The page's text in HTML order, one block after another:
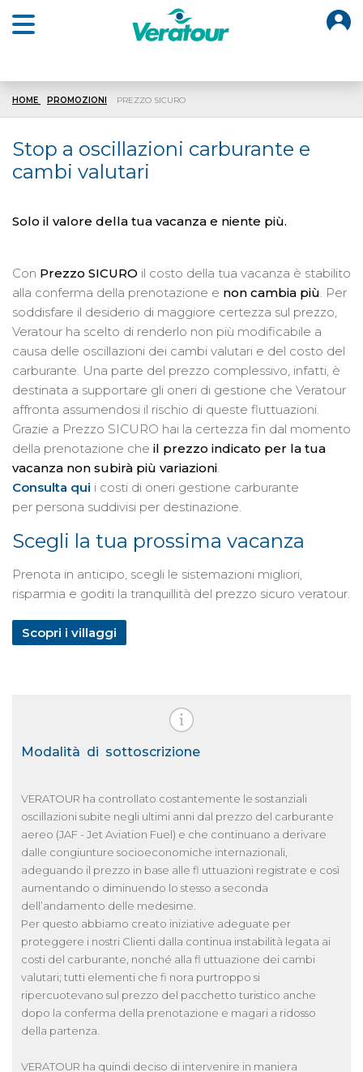
HOME PROMOZIONI PREZZO SICURO
Stop a oscillazioni carburante e
cambi valutari
Solo il valore della tua vacanza e niente più.
Con Prezzo SICURO il costo della tua vacanza è stabilito
alla conferma della prenotazione e non cambia più. Per
soddisfare il desiderio di maggiore certezza sul prezzo,
Veratour ha scelto di renderlo non più modificabile a
causa delle oscillazioni dei cambi valutari e del costo del
carburante. Una parte del prezzo complessivo, infatti, è
destinata a supportare gli oneri di gestione che Veratour
affronta assumendosi il rischio di queste fluttuazioni.
Grazie a Prezzo SICURO hai la certezza fin dal momento
della prenotazione che il prezzo indicato per la tua
vacanza non subirà più variazioni.
Consulta qui i costi di oneri gestione carburante
per persona suddivisi per destinazione.
Scegli la tua prossima vacanza
Prenota in anticipo, scegli le sistemazioni migliori,
risparmia e goditi la tranquillità del prezzo sicuro veratour.
Scopri i villaggi​
Modalità di sottoscrizione
VERATOUR ha controllato costantemente le sostanziali
oscillazioni subite negli ultimi anni dal prezzo del carburante
aereo (JAF - Jet Aviation Fuel) e che continuano a derivare
dalle congiunture socioeconomiche internazionali,
adeguando il prezzo in base alle fl uttuazioni registrate e così
aumentando o diminuendo lo stesso a seconda
dell’andamento delle medesime.
Per questo abbiamo creato iniziative adeguate per
proteggere i nostri Clienti dalla continua instabilità legata ai
costi del carburante, nonché alla fl uttuazione dei cambi
valutari; tutti elementi che fi nora purtroppo si
ripercuotevano sul prezzo del pacchetto turistico anche
dopo la conferma della prenotazione e magari a ridosso
della partenza.
VERATOUR ha quindi deciso di intervenire in maniera